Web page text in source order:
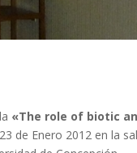
«The role of biotic
de Enero 2012 en la